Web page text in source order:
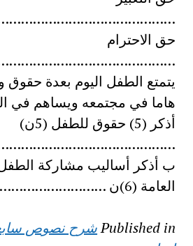
حق الاحترام
يتمتع الطفل اليوم بعدة حقوق
هاما في مجتمعه ويساهم في
أذكر (5) حقوق للطفل (5ن)
ب أذكر أساليب مشاركة
العامة (6)ن …………………………
Published inشرح نصوص